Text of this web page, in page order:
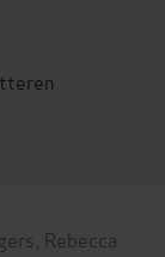
Rebecca